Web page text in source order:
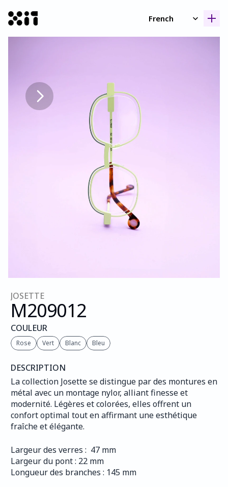
French
JOSETTE
M209012
COULEUR
Rose Vert Blanc Bleu
DESCRIPTION
La collection Josette se distingue par des montures en
métal avec un montage nylor, alliant finesse et
modernité. Légères et colorées, elles offrent un
confort optimal tout en affirmant une esthétique
fraîche et élégante.
Largeur des verres :  47 mm
Largeur du pont : 22 mm
Longueur des branches : 145 mm